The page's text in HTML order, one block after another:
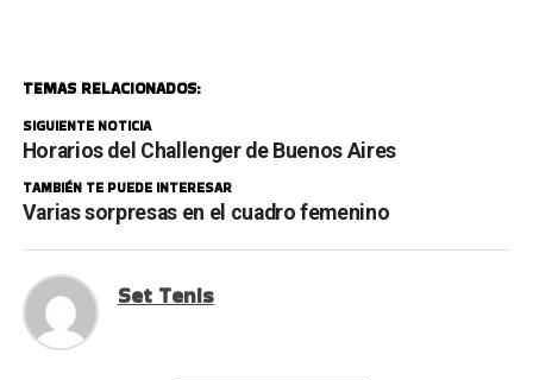
TEMAS RELACIONADOS:
SIGUIENTE NOTICIA
Horarios del Challenger de Buenos Aires
TAMBIÉN TE PUEDE INTERESAR
Varias sorpresas en el cuadro femenino
Set Tenis